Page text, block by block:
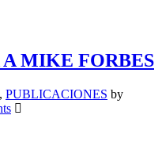
MIKE FORBES
, PUBLICACIONES by